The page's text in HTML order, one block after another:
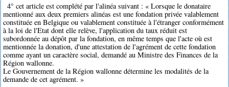
4° cet article est complété par l'alinéa suivant : « Lorsque le donataire
mentionné aux deux premiers alinéas est une fondation privée valablement
constituée en Belgique ou valablement constituée à l'étranger conformément
à la loi de l'Etat dont elle relève, l'application du taux réduit est
subordonnée au dépôt par la fondation, en même temps que l'acte où est
mentionnée la donation, d'une attestation de l'agrément de cette fondation
comme ayant un caractère social, demandé au Ministre des Finances de la
Région wallonne.
Le Gouvernement de la Région wallonne détermine les modalités de la
demande de cet agrément. »